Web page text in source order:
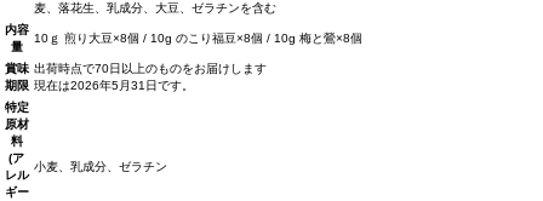
麦、落花生、乳成分、大豆、ゼラチンを含む
内容
量
10ｇ 煎り大豆×8個 / 10g のこり福豆×8個 / 10g 梅と鶯×8個
賞味
期限
出荷時点で70日以上のものをお届けします
現在は2026年5月31日です。
特定
原材
料
(ア
レル
ギー
小麦、乳成分、ゼラチン